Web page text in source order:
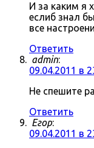
И за каким я
еслиб знал
все
Ответить
admin:
09.04.2011 в
Не спешите
Ответить
Егор:
09.04.2011 в